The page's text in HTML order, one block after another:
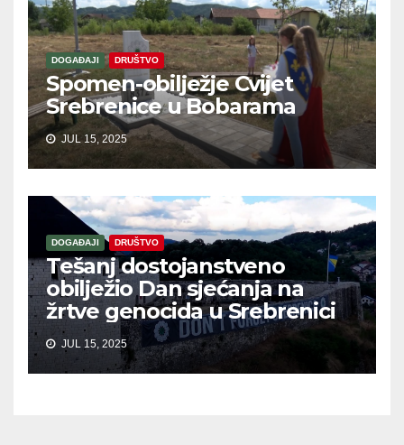
DOGAĐAJI DRUŠTVO
Spomen-obilježje Cvijet
Srebrenice u Bobarama
JUL 15, 2025
DOGAĐAJI DRUŠTVO
Tešanj dostojanstveno
obilježio Dan sjećanja na
žrtve genocida u Srebrenici
JUL 15, 2025